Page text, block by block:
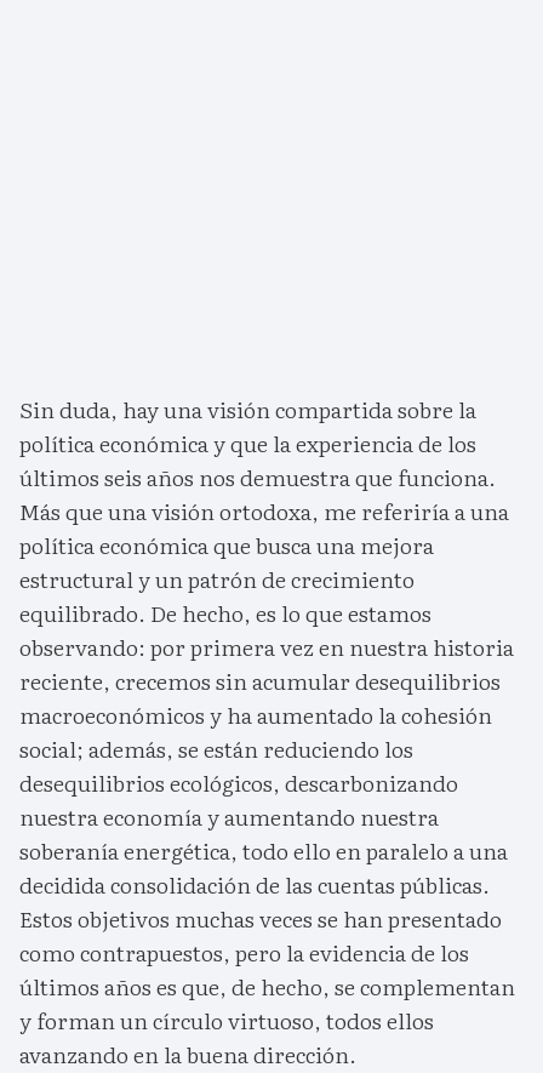
Sin duda, hay una visión compartida sobre la
política económica y que la experiencia de los
últimos seis años nos demuestra que funciona.
Más que una visión ortodoxa, me referiría a una
política económica que busca una mejora
estructural y un patrón de crecimiento
equilibrado. De hecho, es lo que estamos
observando: por primera vez en nuestra historia
reciente, crecemos sin acumular desequilibrios
macroeconómicos y ha aumentado la cohesión
social; además, se están reduciendo los
desequilibrios ecológicos, descarbonizando
nuestra economía y aumentando nuestra
soberanía energética, todo ello en paralelo a una
decidida consolidación de las cuentas públicas.
Estos objetivos muchas veces se han presentado
como contrapuestos, pero la evidencia de los
últimos años es que, de hecho, se complementan
y forman un círculo virtuoso, todos ellos
avanzando en la buena dirección.